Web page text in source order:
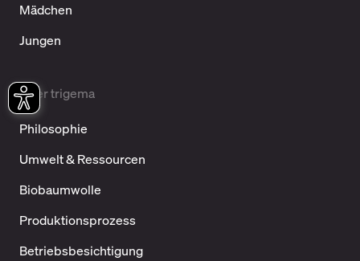
Mädchen
Jungen
Über trigema
Philosophie
Umwelt & Ressourcen
Biobaumwolle
Produktionsprozess
Betriebsbesichtigung